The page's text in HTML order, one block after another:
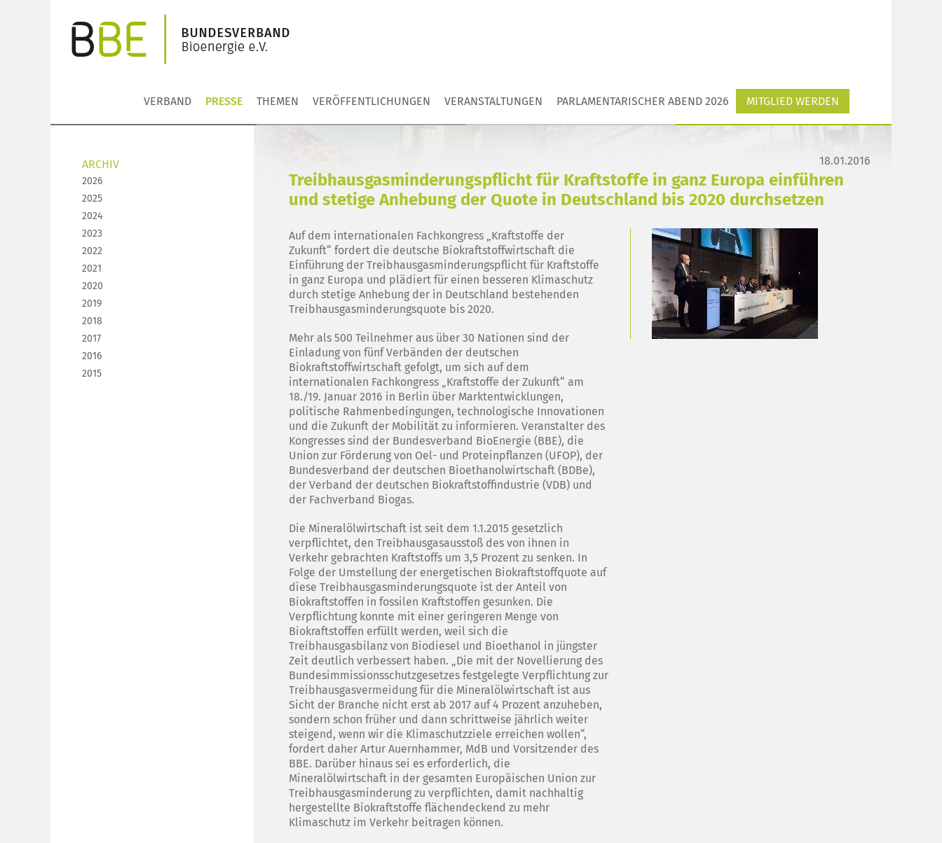
VERBAND PRESSE THEMEN VERÖFFENTLICHUNGEN VERANSTALTUNGEN PARLAMENTARISCHER ABEND 2026 MITGLIED WERDEN
ARCHIV
2026
2025
2024
2023
2022
2021
2020
2019
2018
2017
2016
2015
18.01.2016
Treibhausgasminderungspflicht für Kraftstoffe in ganz Europa einführen
und stetige Anhebung der Quote in Deutschland bis 2020 durchsetzen
Auf dem internationalen Fachkongress „Kraftstoffe der
Zukunft“ fordert die deutsche Biokraftstoffwirtschaft die
Einführung der Treibhausgasminderungspflicht für Kraftstoffe
in ganz Europa und plädiert für einen besseren Klimaschutz
durch stetige Anhebung der in Deutschland bestehenden
Treibhausgasminderungsquote bis 2020.
Mehr als 500 Teilnehmer aus über 30 Nationen sind der
Einladung von fünf Verbänden der deutschen
Biokraftstoffwirtschaft gefolgt, um sich auf dem
internationalen Fachkongress „Kraftstoffe der Zukunft“ am
18./19. Januar 2016 in Berlin über Marktentwicklungen,
politische Rahmenbedingungen, technologische Innovationen
und die Zukunft der Mobilität zu informieren. Veranstalter des
Kongresses sind der Bundesverband BioEnergie (BBE), die
Union zur Förderung von Oel- und Proteinpflanzen (UFOP), der
Bundesverband der deutschen Bioethanolwirtschaft (BDBe),
der Verband der deutschen Biokraftstoffindustrie (VDB) und
der Fachverband Biogas.
Die Mineralölwirtschaft ist seit dem 1.1.2015 gesetzlich
verpflichtet, den Treibhausgasausstoß des von ihnen in
Verkehr gebrachten Kraftstoffs um 3,5 Prozent zu senken. In
Folge der Umstellung der energetischen Biokraftstoffquote auf
diese Treibhausgasminderungsquote ist der Anteil von
Biokraftstoffen in fossilen Kraftstoffen gesunken. Die
Verpflichtung konnte mit einer geringeren Menge von
Biokraftstoffen erfüllt werden, weil sich die
Treibhausgasbilanz von Biodiesel und Bioethanol in jüngster
Zeit deutlich verbessert haben. „Die mit der Novellierung des
Bundesimmissionsschutzgesetzes festgelegte Verpflichtung zur
Treibhausgasvermeidung für die Mineralölwirtschaft ist aus
Sicht der Branche nicht erst ab 2017 auf 4 Prozent anzuheben,
sondern schon früher und dann schrittweise jährlich weiter
steigend, wenn wir die Klimaschutzziele erreichen wollen“,
fordert daher Artur Auernhammer, MdB und Vorsitzender des
BBE. Darüber hinaus sei es erforderlich, die
Mineralölwirtschaft in der gesamten Europäischen Union zur
Treibhausgasminderung zu verpflichten, damit nachhaltig
hergestellte Biokraftstoffe flächendeckend zu mehr
Klimaschutz im Verkehr beitragen können.